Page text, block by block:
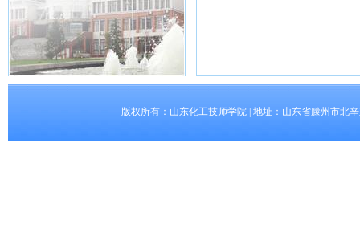
版权所有：山东化工技师学院 | 地址：山东省滕州市北